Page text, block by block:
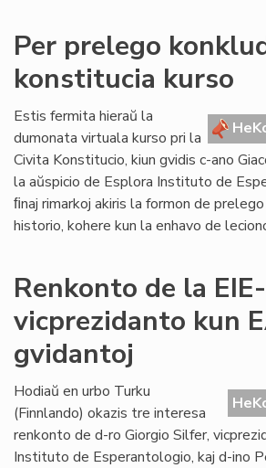
Per prelego
konstitucia kurso
Estis fermita hieraŭ la
dumonata virtuala kurso pri la
Civita Konstitucio, kiun gvidis c-ano
la aŭspicio de Esplora Instituto de
ﬁnaj rimarkoj akiris la formon de
historio, kohere kun la enhavo de
Renkonto de la EIE-
vicprezidanto kun
gvidantoj
Hodiaŭ en urbo Turku
(Finnlando) okazis tre interesa
renkonto de d-ro Giorgio Silfer,
Instituto de Esperantologio, kaj d-ino